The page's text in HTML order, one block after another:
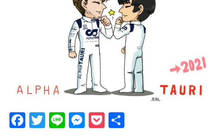
Facebook
Twitter
LineMessenger
Pocket